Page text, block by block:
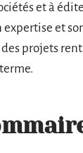
et à
expertise et
projets